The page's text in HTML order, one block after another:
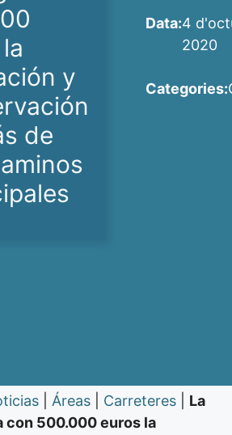
y
de
Data:4
2020
Categories:
Áreas Carreteres
La
con 500.000 euros la